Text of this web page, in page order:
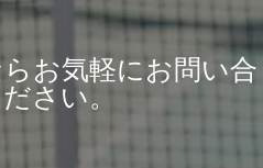
お気軽にお問い合
さい。